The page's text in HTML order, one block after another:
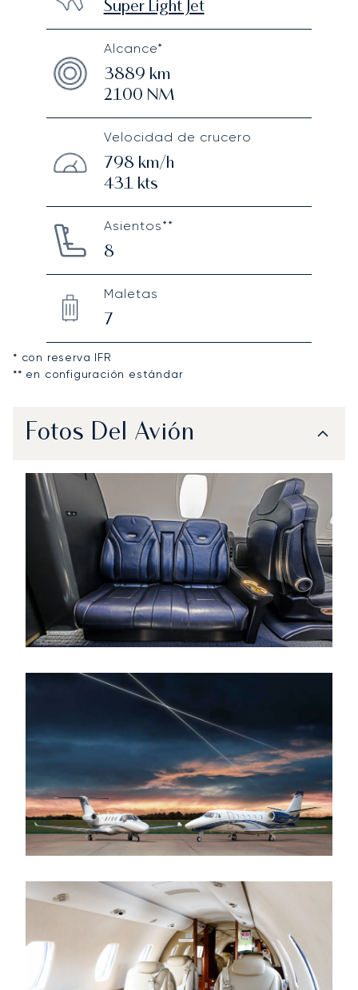
Super Light Jet
Alcance*
3889 km
2100 NM
Velocidad de crucero
798 km/h
431kts
Asientos**
8
Maletas
7
* con reserva IFR
** en configuración estándar
Fotos Del Avión